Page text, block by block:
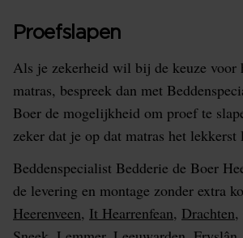
Proefslapen
Als je zekerheid wil bij de keuze voor
matras, bespreek dan met
Boer de mogelijkheid om proef te
zeker dat je op dat matras het lekkerst
Beddenspecialist Bedderie de Boer
de levering en montage zonder extra
Heerenveen, It Hearrenfean, Drachten,